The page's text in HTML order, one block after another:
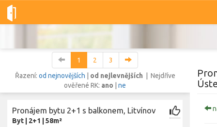
Dobré-nemovitosti.cz obec Litvínov, okres Most, Ústecký kraj
Pozemky
1 2
3
Řazení: od nejnovějších od nejlevnějších
| Nejdříve
ověřené RK: ano ne
Pronájem bytu 2+1 s balkonem, Litvínov
Byt 2+1 58m²